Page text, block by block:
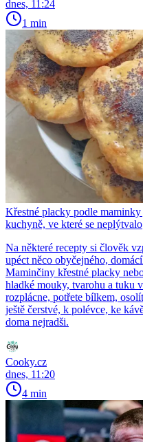
dnes, 11:24
1 min
Křestné placky podle
kuchyně, ve které se neplýtvalo
Na některé recepty si člověk
upéct něco obyčejného,
Maminčiny křestné placky
hladké mouky, tvarohu a tuku
rozplácne, potřete bílkem,
ještě čerstvé, k polévce, ke
doma nejradši.
Cooky.cz
dnes, 11:20
4 min